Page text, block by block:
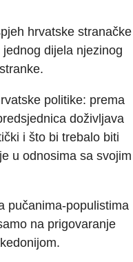
hrvatske stranačke
dijela njezinog
politike: prema
doživljava
i što bi trebalo biti
u odnosima sa svojim
pučanima-populistima
na prigovaranje